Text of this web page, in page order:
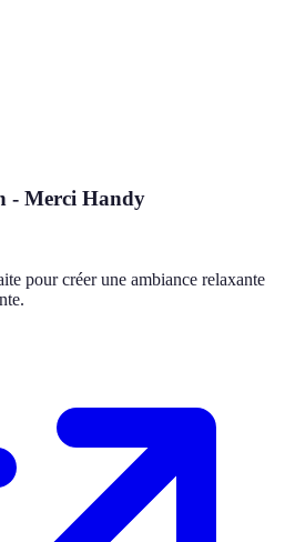
- Merci Handy
pour créer une ambiance relaxante